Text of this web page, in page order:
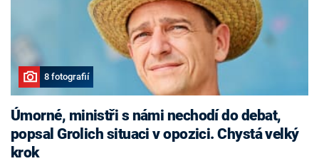
8 fotografií
Úmorné, ministři s námi nechodí do debat,
popsal Grolich situaci v opozici. Chystá velký
krok